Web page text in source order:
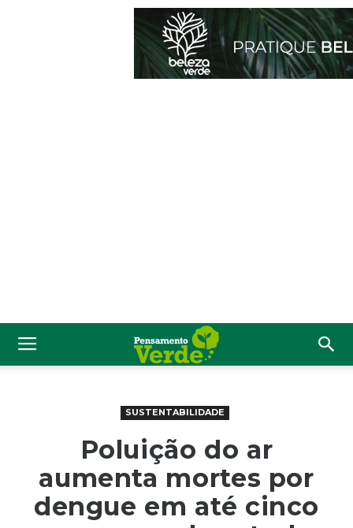
SUSTENTABILIDADE
Poluição do ar
aumenta mortes por
dengue em até cinco